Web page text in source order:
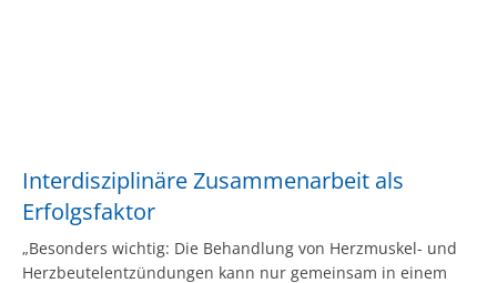
Interdisziplinäre Zusammenarbeit als
Erfolgsfaktor
„Besonders wichtig: Die Behandlung von Herzmuskel- und
Herzbeutelentzündungen kann nur gemeinsam in einem